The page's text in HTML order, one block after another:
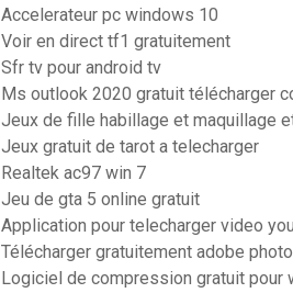
Accelerateur pc windows 10
Voir en direct tf1 gratuitement
Sfr tv pour android tv
Ms outlook 2020 gratuit télécharger
Jeux de fille habillage et maquillage
Jeux gratuit de tarot a telecharger
Realtek ac97 win 7
Jeu de gta 5 online gratuit
Application pour telecharger video
Télécharger gratuitement adobe
Logiciel de compression gratuit pour